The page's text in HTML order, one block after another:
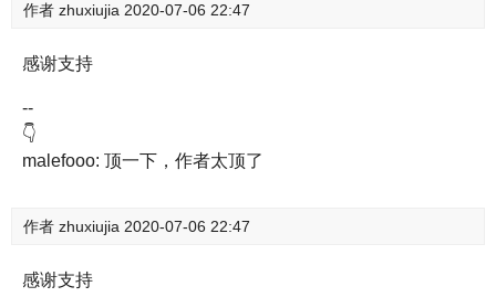
作者 zhuxiujia 2020-07-06 22:47
感谢支持
--
👇
malefooo: 顶一下，作者太顶了
作者 zhuxiujia 2020-07-06 22:47
感谢支持